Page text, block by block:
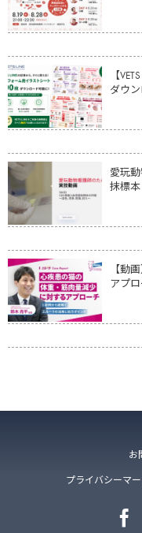
【
ダウ
愛玩
抹標
【動
アプ
お
プライバシーマ